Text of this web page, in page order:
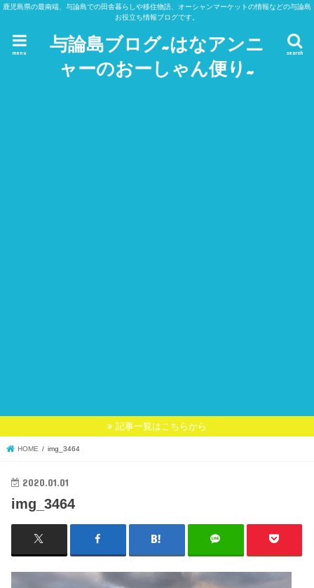
鹿児島県の最南端、与論島での田舎暮らしや移住物語、オーシャンマーケットの情報などの与論島
お役立ち情報ブログです。
与論島ブログ~はなアンニ
ャーのおーしゃん便り~
search
menu
記事一覧はこちらから
HOME img_3464
2020.01.01
img_3464